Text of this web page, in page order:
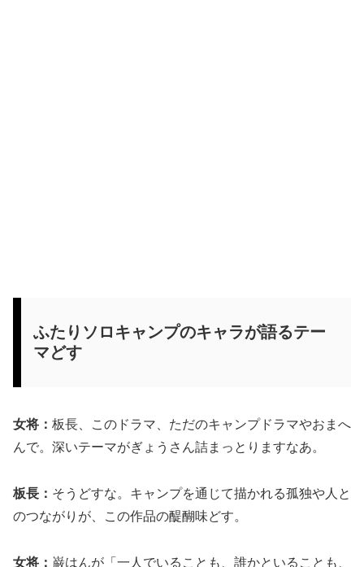
ふたりソロキャンプのキャラが語るテー
マどす
女将： 板長、このドラマ、ただのキャンプドラマやおまへ
んで。深いテーマがぎょうさん詰まっとりますなあ。
板長： そうどすな。キャンプを通じて描かれる孤独や人と
のつながりが、この作品の醍醐味どす。
女将： 巌はんが「一人でいることも、誰かといることも、